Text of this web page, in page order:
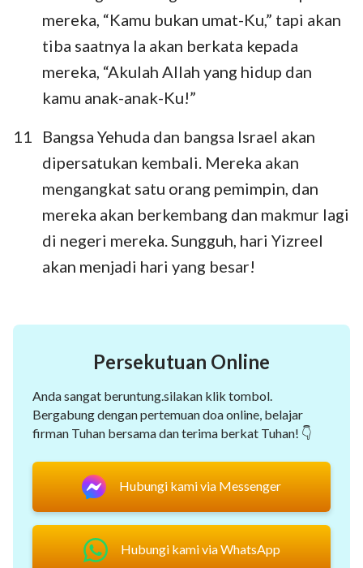
1 2 3 4 5 6
7
8
9 10 11 12 13
mereka, “Kamu bukan umat-Ku,” tapi akan
tiba saatnya Ia akan berkata kepada
mereka, “Akulah Allah yang hidup dan
kamu anak-anak-Ku!”
11
Bangsa Yehuda dan bangsa Israel akan
dipersatukan kembali. Mereka akan
mengangkat satu orang pemimpin, dan
mereka akan berkembang dan makmur lagi
di negeri mereka. Sungguh, hari Yizreel
akan menjadi hari yang besar!
Persekutuan Online
Anda sangat beruntung.silakan klik tombol.
Bergabung dengan pertemuan doa online, belajar
firman Tuhan bersama dan terima berkat Tuhan! 👇
Hubungi kami via Messenger
Hubungi kami via WhatsApp